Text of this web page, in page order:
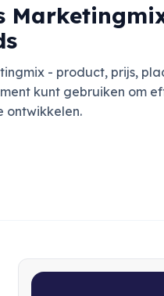
- product, prijs,
kunt gebruiken om
ontwikkelen.